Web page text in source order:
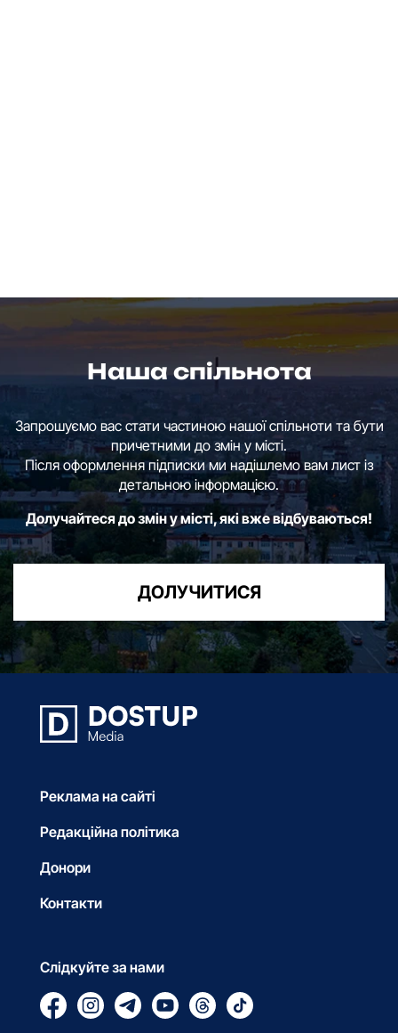
Наша спільнота
Запрошуємо вас стати частиною нашої спільноти та бути
причетними до змін у місті.
Після оформлення підписки ми надішлемо вам лист із
детальною інформацією.
Долучайтеся до змін у місті, які вже відбуваються!
ДОЛУЧИТИСЯ
Реклама на сайті
Редакційна політика
Донори
Контакти
Слідкуйте за нами